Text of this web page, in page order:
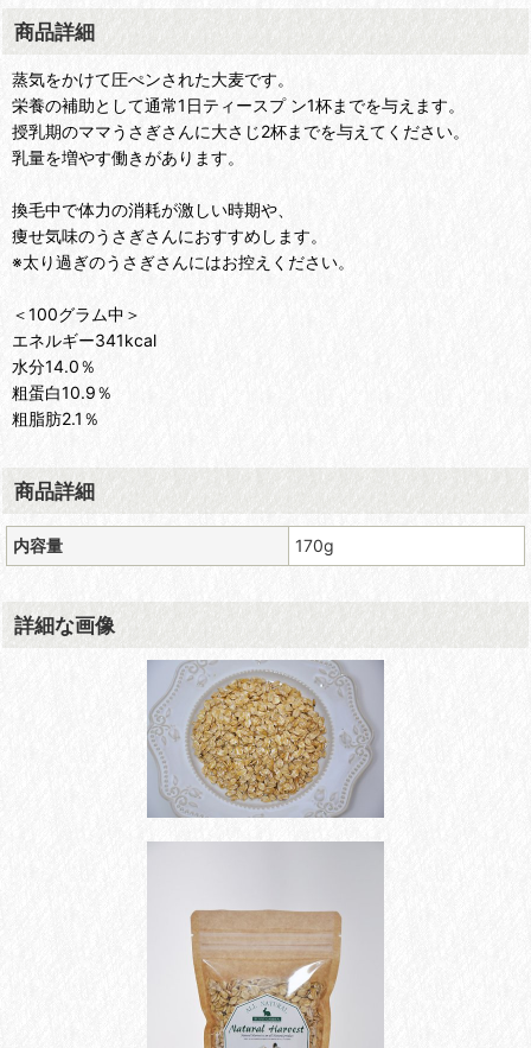
商品詳細
蒸気をかけて圧ぺンされた大麦です。
栄養の補助として通常1日ティースプ ン1杯までを与えます。
授乳期のママうさぎさんに大さじ2杯までを与えてください。
乳量を増やす働きがあります。
換毛中で体力の消耗が激しい時期や、
痩せ気味のうさぎさんにおすすめします。
※太り過ぎのうさぎさんにはお控えください。
＜100グラム中＞
エネルギー341kcal
水分14.0％
粗蛋白10.9％
粗脂肪2.1％
商品詳細
内容量 170g
詳細な画像